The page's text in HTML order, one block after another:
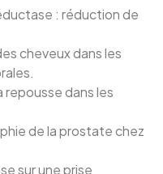
: réduction de
cheveux dans les
dans les
de la prostate chez
sur une prise